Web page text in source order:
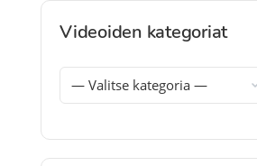
Videoiden kategoriat